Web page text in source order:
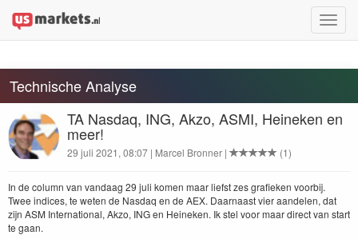
Toggle
Technische Analyse
TA Nasdaq, ING, Akzo, ASMI, Heineken en
meer!
29 juli 2021, 08:07 | Marcel Bronner | (1)
In de col­umn van van­daag 29 juli komen maar lief­st zes grafieken voor­bij.
Twee indices, te weten de Nas­daq en de AEX. Daar­naast vier aan­de­len, dat
zijn ASM Inter­na­tion­al, Akzo, INGen Heineken. Ik stel voor maar direct van start
te gaan.